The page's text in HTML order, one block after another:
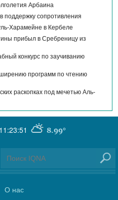
Арбаина
поддержку сопротивления
Харамейне в Кербеле
прибыл в Сребреницу из
конкурс по заучиванию
программ по чтению
раскопках под мечетью Аль-
8.99°
О нас